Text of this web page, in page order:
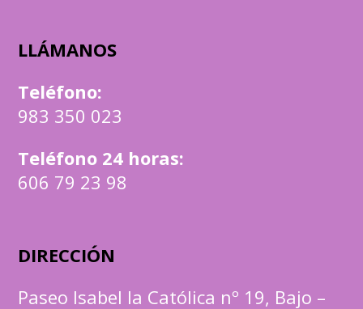
LLÁMANOS
Teléfono:
983 350 023
Teléfono 24 horas:
606 79 23 98
DIRECCIÓN
Paseo Isabel la Católica nº 19, Bajo –